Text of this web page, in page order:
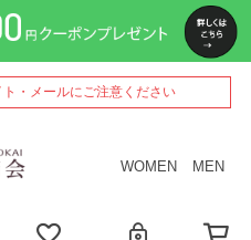
・メールにご注意ください
WOMEN MEN
ペー
ジト
ップ
へ